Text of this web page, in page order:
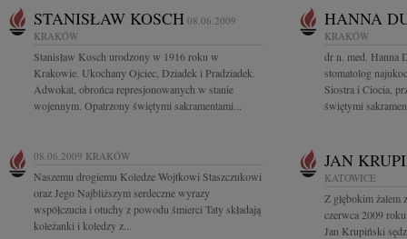
STANISŁAW KOSCH 08.06.2009
KRAKÓW
Stanisław Kosch urodzony w 1916 roku w
Krakowie. Ukochany Ojciec, Dziadek i Pradziadek.
Adwokat, obrońca represjonowanych w stanie
wojennym. Opatrzony świętymi sakramentami...
HANNA
KRAKÓW
dr n. med. Hanna
stomatolog
Siostra i Ciocia,
świętymi
08.06.2009 KRAKÓW
Naszemu drogiemu Koledze Wojtkowi Staszczukowi
oraz Jego Najbliższym serdeczne wyrazy
współczucia i otuchy z powodu śmierci Taty składają
koleżanki i koledzy z...
JAN
KATOWICE
Z głębokim żalem
czerwca 2009
Jan Krupiński